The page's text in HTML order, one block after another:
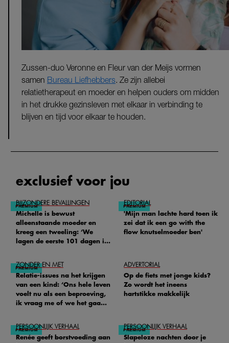
Zussen-duo Veronne en Fleur van der Meijs vormen
samen Bureau Liefhebbers. Ze zijn allebei
relatietherapeut en moeder en helpen ouders om midden
in het drukke gezinsleven met elkaar in verbinding te
blijven en tijd voor elkaar te houden.
exclusief voor jou
BIJZONDERE BEVALLINGEN
Michelle is bewust
alleenstaande moeder en
kreeg een tweeling: ‘We
lagen de eerste 101 dagen in
EDITORIAL
'Mijn man lachte hard toen ik
zei dat ik een go with the
flow knutselmoeder ben'
ZONDER EN MET
Relatie-issues na het krijgen
van een kind: ‘Ons hele leven
voelt nu als een beproeving,
ik vraag me of we het gaan
ADVERTORIAL
Op de fiets met jonge kids?
Zo wordt het ineens
hartstikke makkelijk
PERSOONLIJK VERHAAL
Renée geeft borstvoeding aan
PERSOONLIJK VERHAAL
Slapeloze nachten door je